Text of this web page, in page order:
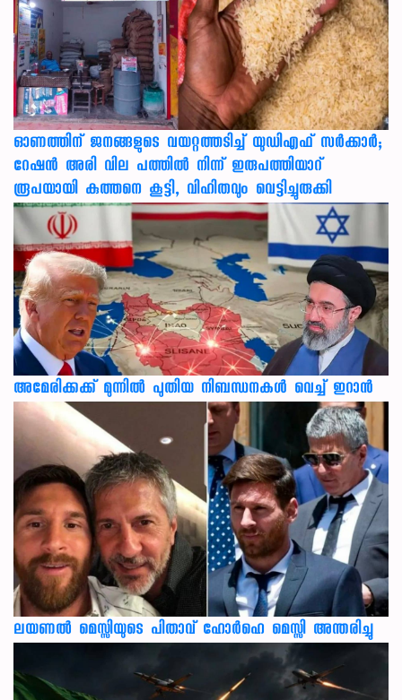
ഓണത്തിന് ജനങ്ങളുടെ വയറ്റത്തടിച്ച് യുഡിഎഫ് സർക്കാർ;
റേഷൻ അരി വില പത്തിൽ നിന്ന് ഇരുപത്തിയാറ്
രൂപയായി കുത്തനെ കൂട്ടി, വിഹിതവും വെട്ടിച്ചുരുക്കി
അമേരിക്കക്ക് മുന്നിൽ പുതിയ നിബന്ധനകൾ വെച്ച് ഇറാൻ
ലയണൽ മെസ്സിയുടെ പിതാവ് ഹോർഹെ മെസ്സി അന്തരിച്ചു